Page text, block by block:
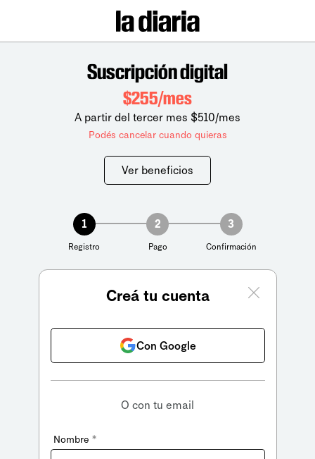
Suscripción digital
$255/mes
A partir del tercer mes $510/mes
Podés cancelar cuando quieras
Ver beneficios
1
Registro
2
Pago
3
Confirmación
Creá tu cuenta
Con Google
O con tu email
Nombre *